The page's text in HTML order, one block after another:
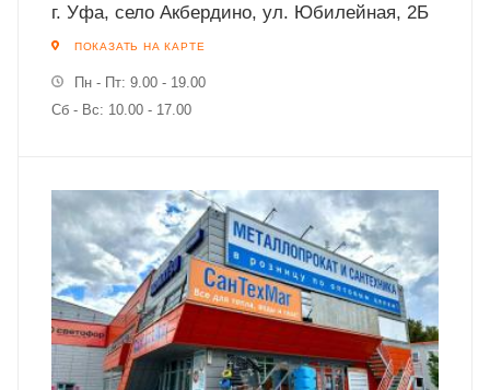
г. Уфа, село Акбердино, ул. Юбилейная, 2Б
ПОКАЗАТЬ НА КАРТЕ
Пн - Пт: 9.00 - 19.00
Сб - Вс: 10.00 - 17.00